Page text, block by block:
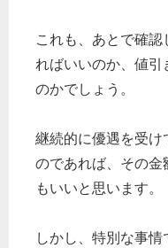
これも、あとで確
ればいいのか、値
のかでしょう。
継続的に優遇を受け
のであれば、その金
もいいと思います。
しかし、特別な事